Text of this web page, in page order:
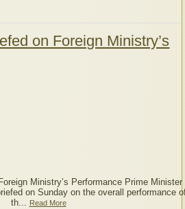
on Foreign Ministry’s
Ministry’s Performance Prime Minister
on Sunday on the overall performance
th... Read More